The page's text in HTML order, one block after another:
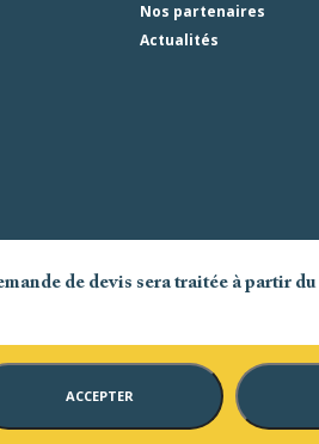
Nos partenaires
Actualités
de devis sera traitée à partir du
ACCEPTER